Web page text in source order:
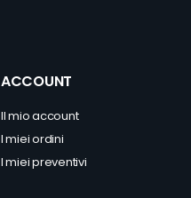
ACCOUNT
Il mio account
I miei ordini
I miei preventivi